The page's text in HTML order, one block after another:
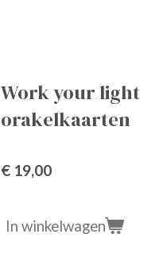
Work your light
orakelkaarten
€ 19,00
In winkelwagen